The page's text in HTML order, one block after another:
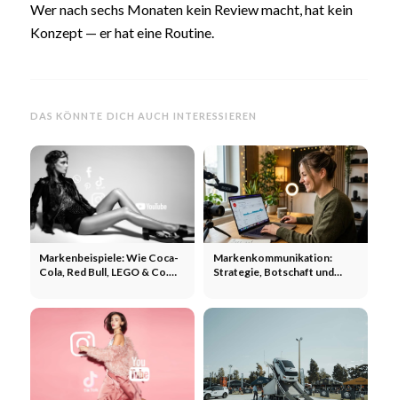
Wer nach sechs Monaten kein Review macht, hat kein
Konzept — er hat eine Routine.
DAS KÖNNTE DICH AUCH INTERESSIEREN
Markenbeispiele: Wie Coca-
Cola, Red Bull, LEGO & Co.
Markenkommunikation:
Strategie, Botschaft und